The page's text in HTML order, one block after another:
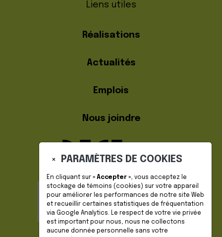
Liens utiles
Réalisations
Actualités
Emplois
Nous joindre
DEVENIR MEMBRE
× PARAMÈTRES DE COOKIES
En cliquant sur « Accepter », vous acceptez le
stockage de témoins (cookies) sur votre appareil
pour améliorer les performances de notre site Web
et recueillir certaines statistiques de fréquentation
via Google Analytics. Le respect de votre vie privée
est important pour nous, nous ne collectons
aucune donnée personnelle sans votre